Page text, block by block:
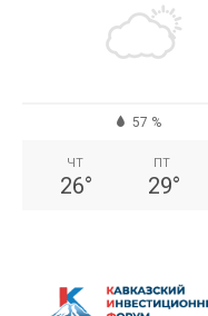
57 %
ЧТ
26°
ПТ
29°